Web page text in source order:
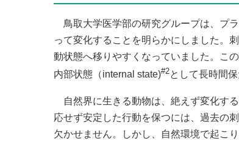
鳥取大学医学部の研究グループは、プ
って変化することを明らかにしました。
動状態へ移りやすくなっていました。こ
内部状態（internal state)#2として長時間
自然界に生きる動物は、絶えず変化す
応せず安定した行動を保つには、過去の
欠かせません。しかし、自然環境で起こ